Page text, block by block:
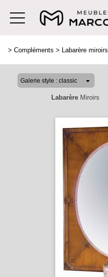
> Compléments > Labarère miroirs
LabarèreMiroirs